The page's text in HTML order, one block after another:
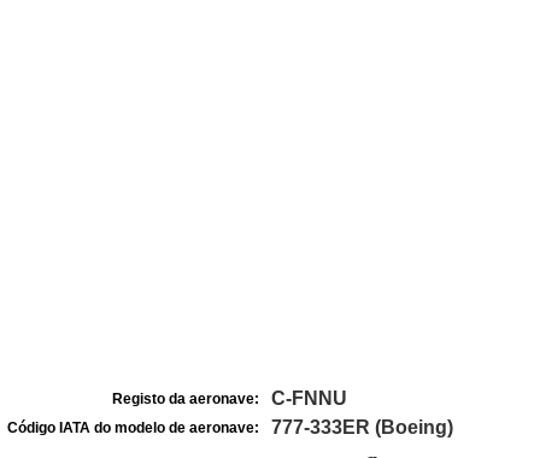
Registo da aeronave: C-FNNU
Código IATA do modelo de aeronave: 777-333ER (Boeing)